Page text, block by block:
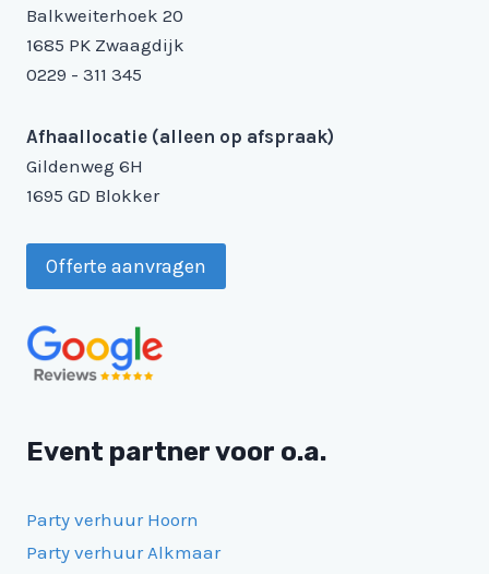
Balkweiterhoek 20
1685 PK Zwaagdijk
0229 - 311 345
Afhaallocatie (alleen op afspraak)
Gildenweg 6H
1695 GD Blokker
Offerte aanvragen
Event partner voor o.a.
Party verhuur Hoorn
Party verhuur Alkmaar